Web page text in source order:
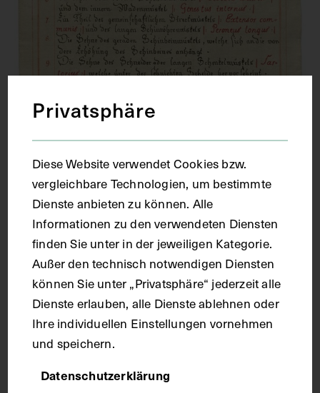
Das Kniegelenk mit seinem Band- und
Muskelapparat, von vorne
1781 - 1786
Privatsphäre
Diese Website verwendet Cookies bzw.
vergleichbare Technologien, um bestimmte
Dienste anbieten zu können. Alle
Informationen zu den verwendeten Diensten
finden Sie unter in der jeweiligen Kategorie.
Außer den technisch notwendigen Diensten
können Sie unter „Privatsphäre“ jederzeit alle
Dienste erlauben, alle Dienste ablehnen oder
Ihre individuellen Einstellungen vornehmen
und speichern.
Datenschutzerklärung